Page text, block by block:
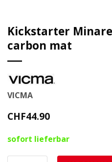
Kickstarter
carbon mat
VICMA
CHF44.90
sofort lieferbar